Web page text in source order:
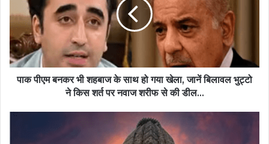
पाक पीएम बनकर भी शहबाज के साथ हो गया खेला, जानें बिलावल भुट्टो
ने किस शर्त पर नवाज शरीफ से की डील...